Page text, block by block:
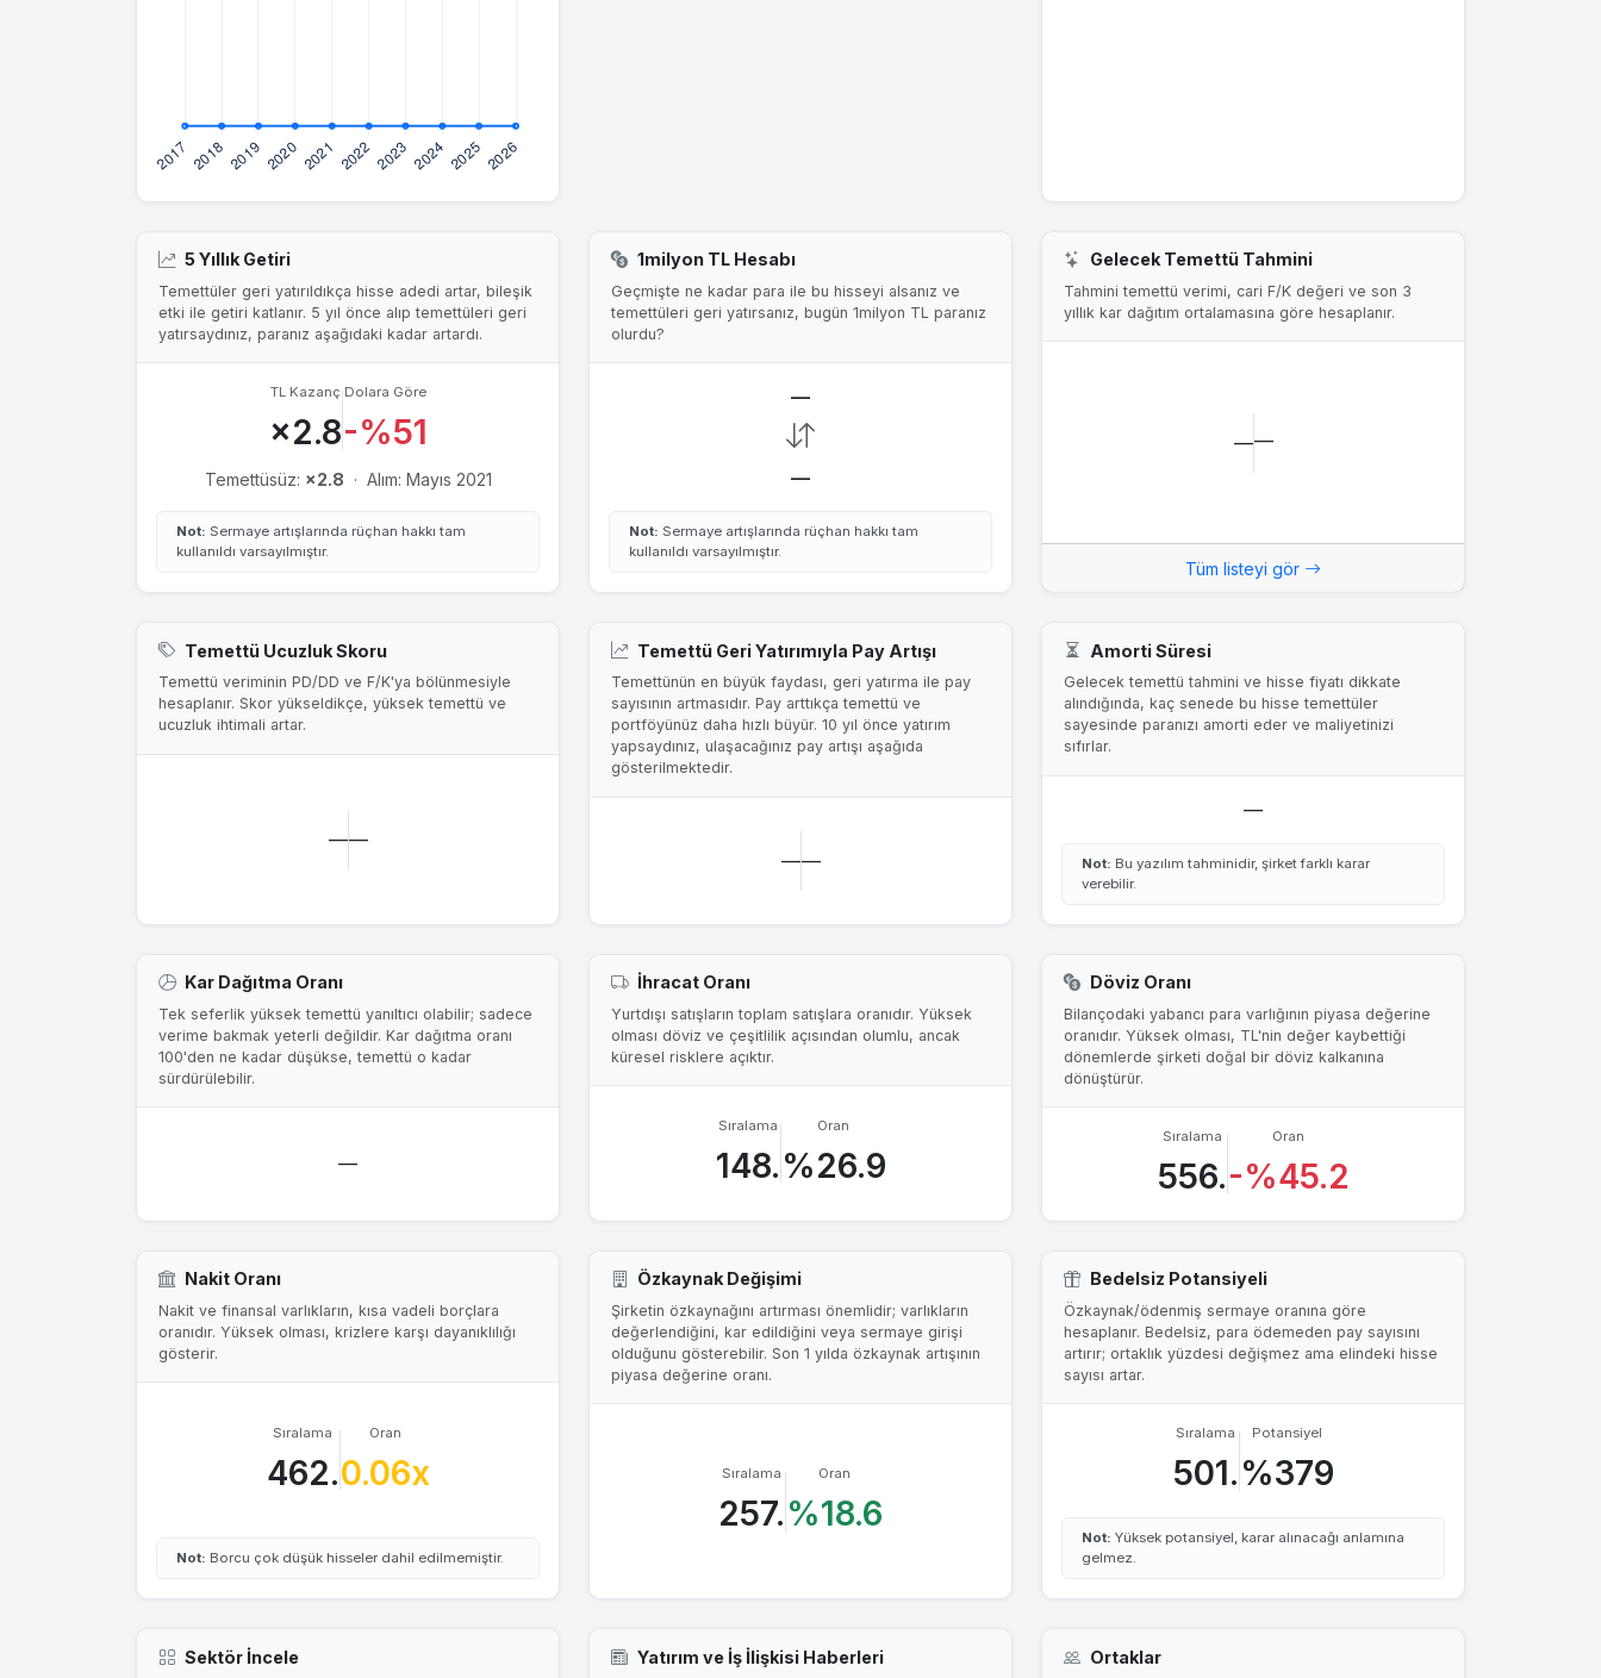
5 Yıllık Getiri
Temettüler geri yatırıldıkça hisse adedi artar, bileşik
etki ile getiri katlanır. 5 yıl önce alıp temettüleri geri
yatırsaydınız, paranız aşağıdaki kadar artardı.
TL Kazanç
×2.8
Dolara Göre
-%51
Temettüsüz: ×2.8 · Alım: Mayıs 2021
Not: Sermaye artışlarında rüçhan hakkı tam
kullanıldı varsayılmıştır.
1milyon TL Hesabı
Geçmişte ne kadar para ile bu hisseyi alsanız ve
temettüleri geri yatırsanız, bugün 1milyon TL paranız
olurdu?
—
—
Not: Sermaye artışlarında rüçhan hakkı tam
kullanıldı varsayılmıştır.
Gelecek Temettü Tahmini
Tahmini temettü verimi, cari F/K değeri ve son 3
yıllık kar dağıtım ortalamasına göre hesaplanır.
——
Tüm listeyi gör
Temettü Ucuzluk Skoru
Temettü veriminin PD/DD ve F/K'ya bölünmesiyle
hesaplanır. Skor yükseldikçe, yüksek temettü ve
ucuzluk ihtimali artar.
——
Temettü Geri Yatırımıyla Pay Artışı
Temettünün en büyük faydası, geri yatırma ile pay
sayısının artmasıdır. Pay arttıkça temettü ve
portföyünüz daha hızlı büyür. 10 yıl önce yatırım
yapsaydınız, ulaşacağınız pay artışı aşağıda
gösterilmektedir.
——
Amorti Süresi
Gelecek temettü tahmini ve hisse fiyatı dikkate
alındığında, kaç senede bu hisse temettüler
sayesinde paranızı amorti eder ve maliyetinizi
sıfırlar.
—
Not: Bu yazılım tahminidir, şirket farklı karar
verebilir.
Kar Dağıtma Oranı
Tek seferlik yüksek temettü yanıltıcı olabilir; sadece
verime bakmak yeterli değildir. Kar dağıtma oranı
100'den ne kadar düşükse, temettü o kadar
sürdürülebilir.
—
İhracat Oranı
Yurtdışı satışların toplam satışlara oranıdır. Yüksek
olması döviz ve çeşitlilik açısından olumlu, ancak
küresel risklere açıktır.
Sıralama
148.
Oran
%26.9
Döviz Oranı
Bilançodaki yabancı para varlığının piyasa değerine
oranıdır. Yüksek olması, TL'nin değer kaybettiği
dönemlerde şirketi doğal bir döviz kalkanına
dönüştürür.
Sıralama
556.
Oran
-%45.2
Nakit Oranı
Nakit ve finansal varlıkların, kısa vadeli borçlara
oranıdır. Yüksek olması, krizlere karşı dayanıklılığı
gösterir.
Sıralama
462.
Oran
0.06x
Not: Borcu çok düşük hisseler dahil edilmemiştir.
Özkaynak Değişimi
Şirketin özkaynağını artırması önemlidir; varlıkların
değerlendiğini, kar edildiğini veya sermaye girişi
olduğunu gösterebilir. Son 1 yılda özkaynak artışının
piyasa değerine oranı.
Sıralama
257.
Oran
%18.6
Bedelsiz Potansiyeli
Özkaynak/ödenmiş sermaye oranına göre
hesaplanır. Bedelsiz, para ödemeden pay sayısını
artırır; ortaklık yüzdesi değişmez ama elindeki hisse
sayısı artar.
Sıralama
501.
Potansiyel
%379
Not: Yüksek potansiyel, karar alınacağı anlamına
gelmez.
Sektör İncele Yatırım ve İş İlişkisi Haberleri Ortaklar